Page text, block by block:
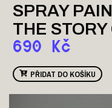
SPRAY
THE
690 Kč
PŘIDAT DO KOŠÍKU